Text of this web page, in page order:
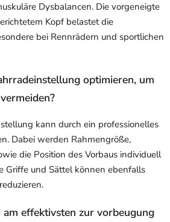
Dysbalancen. Die vorgeneigte
Kopf belastet die
bei Rennrädern und sportlichen
optimieren, um
kann durch ein professionelles
Dabei werden Rahmengröße,
die Position des Vorbaus individuell
Griffe und Sättel können ebenfalls
effektivsten zur vorbeugung